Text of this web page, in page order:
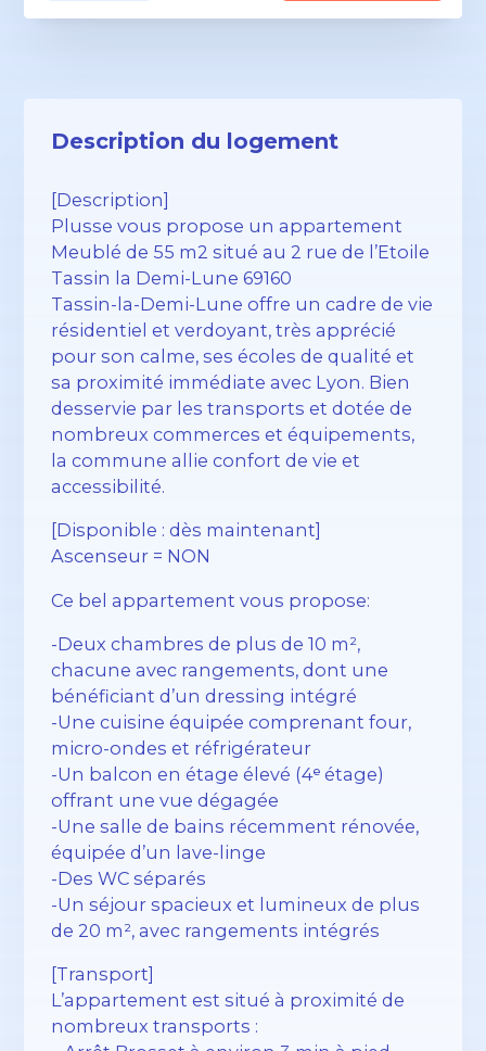
Description du logement
[Description]
Plusse vous propose un appartement
Meublé de 55 m2 situé au 2 rue de l’Etoile
Tassin la Demi-Lune 69160
Tassin-la-Demi-Lune offre un cadre de vie
résidentiel et verdoyant, très apprécié
pour son calme, ses écoles de qualité et
sa proximité immédiate avec Lyon. Bien
desservie par les transports et dotée de
nombreux commerces et équipements,
la commune allie confort de vie et
accessibilité.
[Disponible : dès maintenant]
Ascenseur = NON
Ce bel appartement vous propose:
-Deux chambres de plus de 10 m²,
chacune avec rangements, dont une
bénéficiant d’un dressing intégré
-Une cuisine équipée comprenant four,
micro-ondes et réfrigérateur
-Un balcon en étage élevé (4ᵉ étage)
offrant une vue dégagée
-Une salle de bains récemment rénovée,
équipée d’un lave-linge
-Des WC séparés
-Un séjour spacieux et lumineux de plus
de 20 m², avec rangements intégrés
[Transport]
L’appartement est situé à proximité de
nombreux transports :